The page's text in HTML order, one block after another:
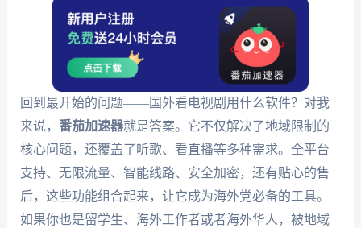
回到最开始的问题——国外看电视剧用什么软件？对我
来说， 番茄加速器就是答案。它不仅解决了地域限制的
核心问题，还覆盖了听歌、看直播等多种需求。全平台
支持、无限流量、智能线路、安全加密，还有贴心的售
后，这些功能组合起来，让它成为海外党必备的工具。
如果你也是留学生、海外工作者或者海外华人，被地域